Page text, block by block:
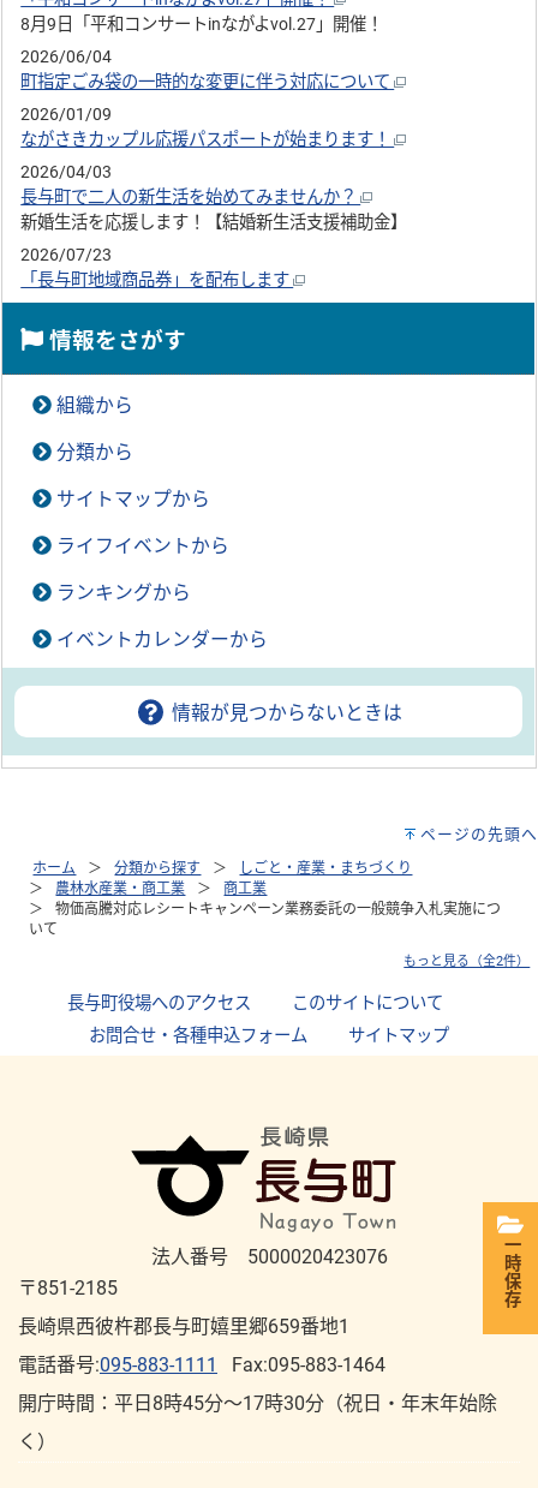
8月9日「平和コンサートinながよvol.27」開催！
2026/06/04
町指定ごみ袋の一時的な変更に伴う対応について
2026/01/09
ながさきカップル応援パスポートが始まります！
2026/04/03
長与町で二人の新生活を始めてみませんか？
新婚生活を応援します！【結婚新生活支援補助金】
2026/07/23
「長与町地域商品券」を配布します
情報をさがす
組織から
分類から
サイトマップから
ライフイベントから
ランキングから
イベントカレンダーから
情報が見つからないときは
ページの先頭へ
ホーム 分類から探す
しごと・産業・まちづくり
農林水産業・商工業
商工業
物価高騰対応レシートキャンペーン業務委託の一般競争入札実施につ
いて
もっと見る（全2件）
長与町役場へのアクセス このサイトについて
お問合せ・各種申込フォーム
サイトマップ
法人番号 5000020423076
〒851-2185
長崎県西彼杵郡長与町嬉里郷659番地1
電話番号:095-883-1111
Fax:095-883-1464
開庁時間：平⽇8時45分～17時30分（祝⽇・年末年始除
く）
一時保存